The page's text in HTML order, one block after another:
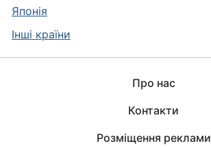
Японія
Інші країни
Про нас
Контакти
Розміщення реклами